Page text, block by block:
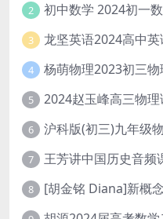
2
3 龙坚英语2024高中
4
5
6
7 王芳讲中国历史音频
8